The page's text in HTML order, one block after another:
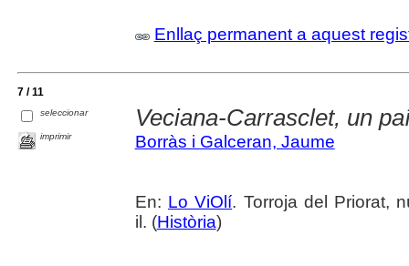
Enllaç permanent a aquest
7 / 11
seleccionar
imprimir
Veciana-Carrasclet, un
Borràs i Galceran, Jaume
En: Lo ViOlí. Torroja del Priorat,
il. (Història)